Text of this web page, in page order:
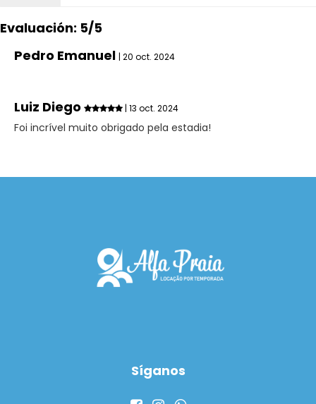
Evaluación: 5/5
Pedro Emanuel | 20 oct. 2024
Luiz Diego | 13 oct. 2024
Foi incrível muito obrigado pela estadia!
Síganos